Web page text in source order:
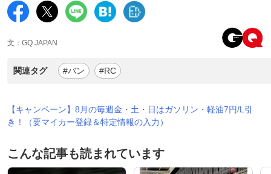
文：GQ JAPAN
関連タグ #バン #RC
【キャンペーン】8月の毎週金・土・日はガソリン・軽油7円/L引
き！（要マイカー登録＆特定情報の入力）
こんな記事も読まれています